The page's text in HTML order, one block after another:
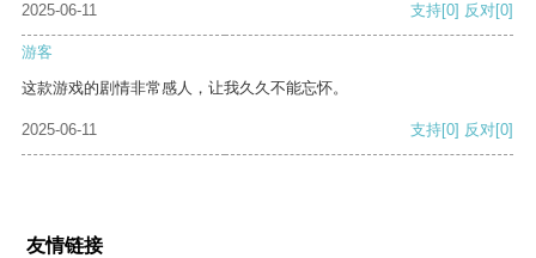
2025-06-11 支持[0] 反对[0]
游客
这款游戏的剧情非常感人，让我久久不能忘怀。
2025-06-11 支持[0] 反对[0]
友情链接